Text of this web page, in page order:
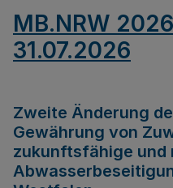
MB.NRW
31.07.2026
Zweite Änderung
Gewährung von
zukunftsfähige und